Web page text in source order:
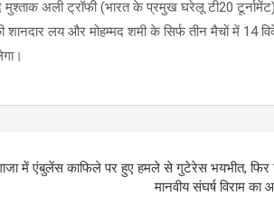
मुश्ताक अली ट्रॉफी (भारत के प्रमुख घरेलू टी20
शानदार लय और मोहम्मद शमी के सिर्फ तीन मैचों में 14
में एंबुलेंस काफिले पर हुए हमले से गुटेरेस भयभीत, फिर
मानवीय संघर्ष विराम का